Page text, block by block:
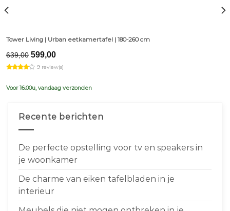
Tower Living | Urban eetkamertafel | 180-260 cm
639,00 Original
price
was:
599,00Current
is:
9 review(s)
Voor 16.00u, vandaag verzonden
Recente berichten
De perfecte opstelling voor tv en speakers in
je woonkamer
De charme van eiken tafelbladen in je
interieur